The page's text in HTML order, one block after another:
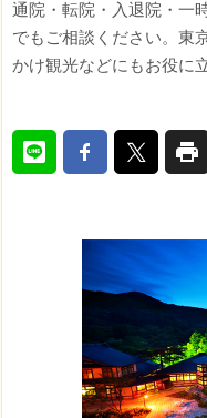
通院・転院・入退院・一
でもご相談ください。東
かけ観光などにもお役に